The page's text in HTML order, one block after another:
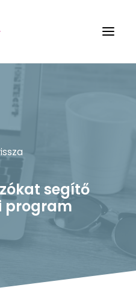
segítő
program